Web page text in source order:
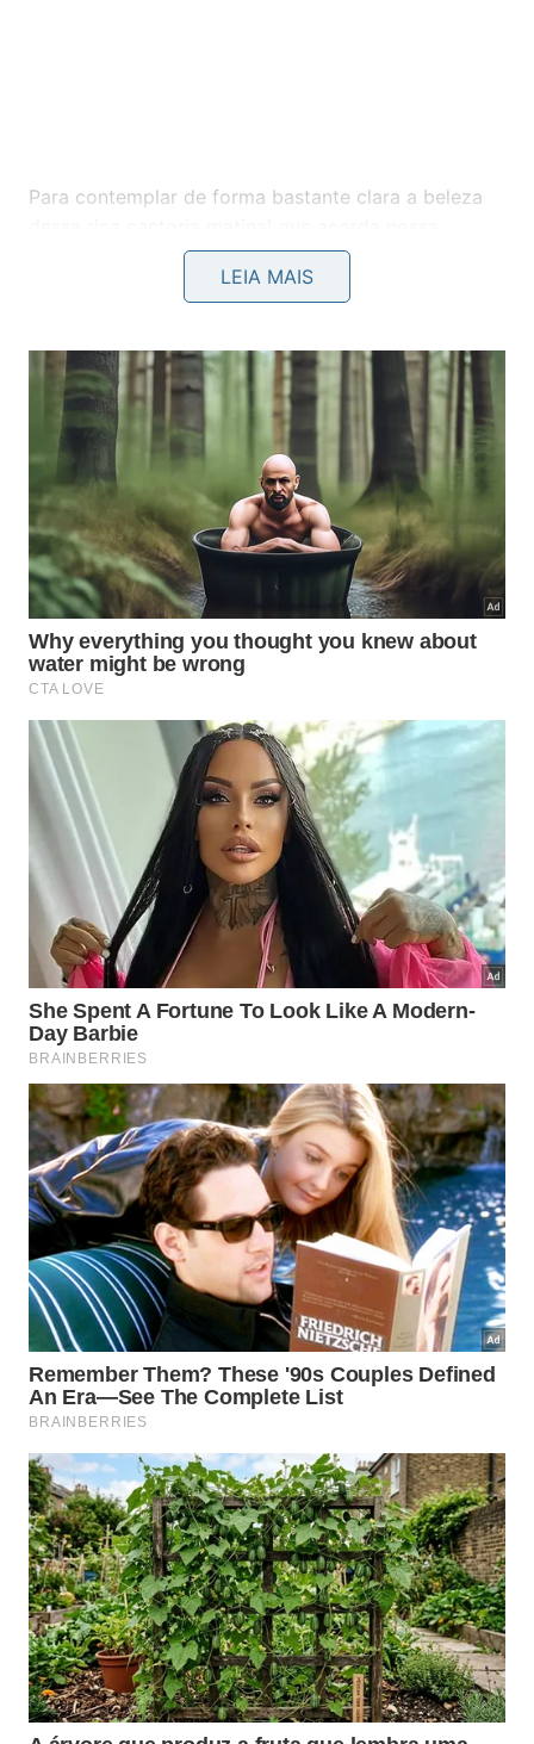
Para contemplar de forma bastante clara a beleza
vizinhança, vale muito a pena acompanhar os
registros detalhados e os áudios
do YouTube:
Quais são as principais espécies que
escutamos cedo?
Identificar os pequenos visitantes alados enriquece
nossa experiência matinal na varanda de casa.
Plataformas educativas de renome como o canal
TED Ed costumam explorar esses mistérios
biológicos de forma didática facilitando o
reconhecimento de cada maravilhosaespécie
nativa.
💡 Curiosidade Matinal
O Sabiá-laranjeira madrugador
Nas grandes metrópoles, o sabiá-laranjeira
começa a cantar por volta das três horas da
madrugada para evitar a poluição sonora
urbana.
Essa antecipação garante que seu canto seja
ouvido pelas fêmeas sem a interferência do
LEIA MAIS